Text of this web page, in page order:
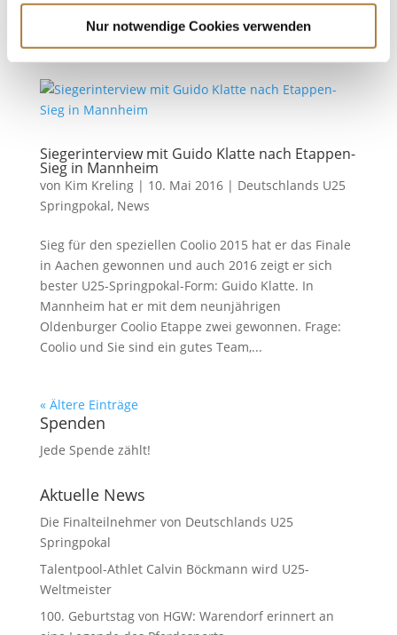
Nur notwendige Cookies verwenden
und Silverstone G gewannen in Balve die
Finalqualifikation für Deutschlands U25...
Siegerinterview mit Guido Klatte nach Etappen-
Sieg in Mannheim
von Kim Kreling| 10. Mai 2016| Deutschlands U25
Springpokal, News
Sieg für den speziellen Coolio 2015 hat er das Finale
in Aachen gewonnen und auch 2016 zeigt er sich
bester U25-Springpokal-Form: Guido Klatte. In
Mannheim hat er mit dem neunjährigen
Oldenburger Coolio Etappe zwei gewonnen. Frage:
Coolio und Sie sind ein gutes Team,...
« Ältere Einträge
Spenden
Jede Spende zählt!
Aktuelle News
Die Finalteilnehmer von Deutschlands U25
Springpokal
Talentpool-Athlet Calvin Böckmann wird U25-
Weltmeister
100. Geburtstag von HGW: Warendorf erinnert an